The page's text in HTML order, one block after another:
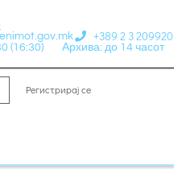
+389 2 3 209920
(16:30) Архива: до 14 часот
Регистрирај се